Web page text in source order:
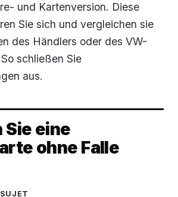
und Kartenversion. Diese
Sie sich und vergleichen sie
des Händlers oder des VW-
schließen Sie
aus.
Sie eine
ohne Falle